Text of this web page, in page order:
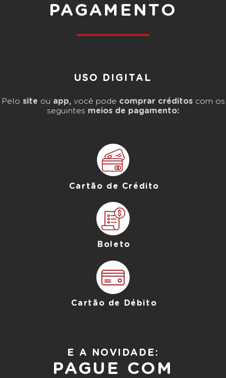
PAGAMENTO
USO DIGITAL
Pelo site ou app, você pode comprar créditoscom os
seguintes meios de pagamento:
Cartão de Crédito
Boleto
Cartão de Débito
E A NOVIDADE:
PAGUE COM